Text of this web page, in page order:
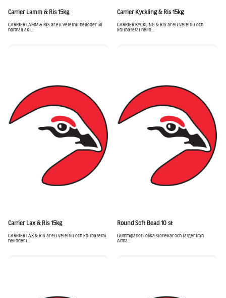
Carrier Lamm & Ris 15kg
CARRIER LAMM & RIS är ett vetefritt helfoder till
normalt akt...
Carrier Kyckling & Ris 15kg
CARRIER KYCKLING & RIS är ett vetefritt och
köttbaserat helfo...
Carrier Lax & Ris 15kg
CARRIER LAX & RIS är ett vetefritt och köttbaserat
helfoder t...
Round Soft Bead 10 st
Gummipärlor i olika storlekar och färger från
Arma...